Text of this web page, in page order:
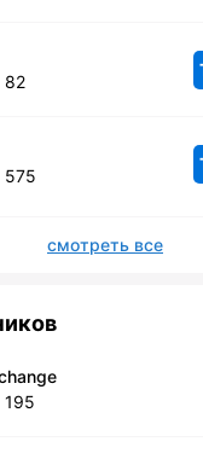
82
575
смотреть все
195